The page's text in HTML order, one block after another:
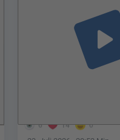
6 14 0
play_arrow